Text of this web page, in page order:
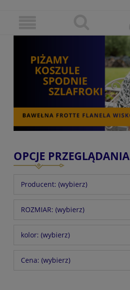
OPCJE PRZEGLĄDANIA
Producent: (wybierz)
ROZMIAR: (wybierz)
kolor: (wybierz)
Cena: (wybierz)